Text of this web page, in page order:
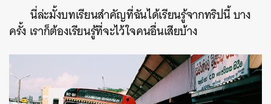
นี่ล่ะมั้งบทเรียนสำคัญที่ฉันได้เรียนรู้จากทริปนี้ บาง
ครั้ง เราก็ต้องเรียนรู้ที่จะไว้ใจคนอื่นเสียบ้าง